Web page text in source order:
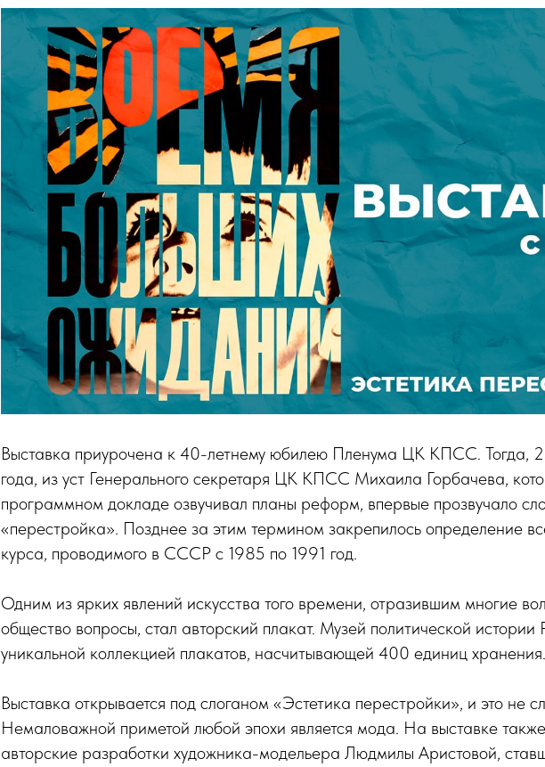
Выставка приурочена к 40-летнему юбилею Пленума ЦК КПСС. Тогда,
года, из уст Генерального секретаря ЦК КПСС Михаила Горбачева,
программном докладе озвучивал планы реформ, впервые прозвучало
«перестройка». Позднее за этим термином закрепилось определение
курса, проводимого в СССР с 1985 по 1991 год.
Одним из ярких явлений искусства того времени, отразившим многие
общество вопросы, стал авторский плакат. Музей политической истории
уникальной коллекцией плакатов, насчитывающей 400 единиц хранения.
Выставка открывается под слоганом «Эстетика перестройки», и это не
Немаловажной приметой любой эпохи является мода. На выставке
авторские разработки художника-модельера Людмилы Аристовой,